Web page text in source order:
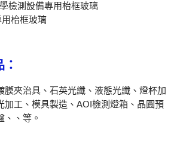
檢測設備專用枱框玻璃
枱框玻璃
膜夾治具、石英光纖、液態光纖、燈杯加
加工、模具製造、AOI檢測燈箱、晶圓預
、、等。